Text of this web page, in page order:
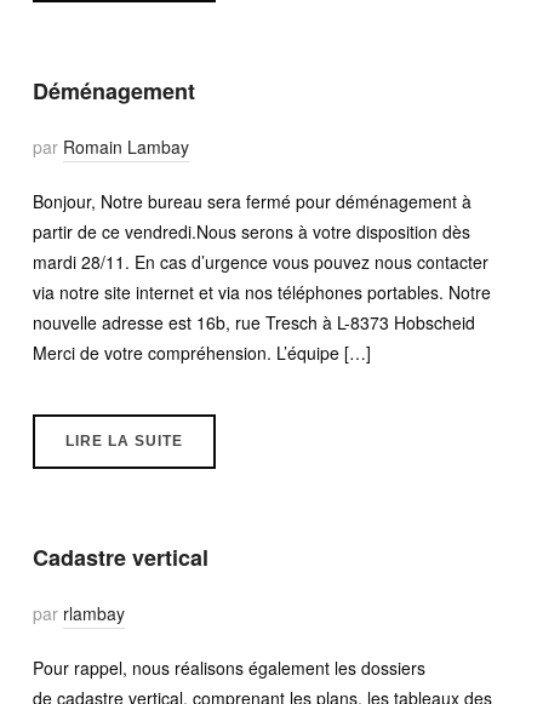
Déménagement
par Romain Lambay
Bonjour, Notre bureau sera fermé pour déménagement à
partir de ce vendredi.Nous serons à votre disposition dès
mardi 28/11. En cas d’urgence vous pouvez nous contacter
via notre site internet et via nos téléphones portables. Notre
nouvelle adresse est 16b, rue Tresch à L-8373 Hobscheid
Merci de votre compréhension. L’équipe […]
LIRE LA SUITE
Cadastre vertical
par rlambay
Pour rappel, nous réalisons également les dossiers
de cadastre vertical, comprenant les plans, les tableaux des